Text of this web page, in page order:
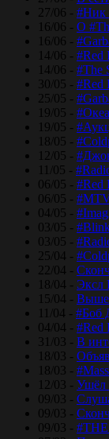
27/06 - #Ник
16/06 - О
16/06 -
14/06 - #Red
14/06 - #The
30/05 - #Red
25/05 -
19/05 -
19/05 -
18/05 -
12/05 -
11/05 -
06/05 - #Red
06/05 -
04/05 -
03/05 -
03/05 -
25/04 -
22/04 -
18/04 - Эксл
15/04 -
11/04 - #Боб
04/04 - #Red
31/03 - В
18/03 -
18/03 -
12/03 - Ушёл
09/03 -
09/03 -
09/03 -